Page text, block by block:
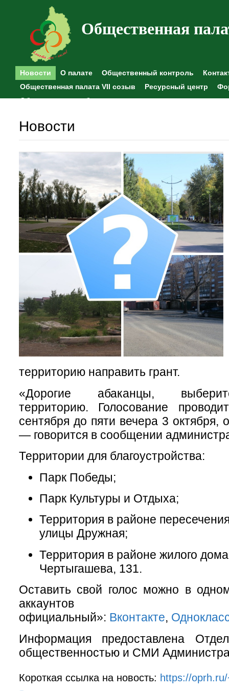
Общественная
Новости О палате Общественный контроль
Общественная палата VII созыв
Ресурсный центр
Общественные наблюдения
Новости
территорию направить грант.
«Дорогие абаканцы,
территорию. Голосование
сентября до пяти вечера 3 октября,
— говорится в сообщении
Территории для благоустройства:
Парк Победы;
Парк Культуры и Отдыха;
Территория в районе
улицы Дружная;
Территория в районе жилого
Чертыгашева, 131.
Оставить свой голос можно в
аккаунтов
официальный»: Вконтакте,
Информация предоставлена
общественностью и СМИ
Короткая ссылка на новость: https://